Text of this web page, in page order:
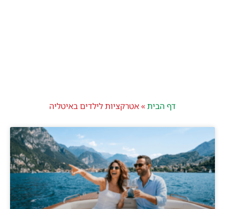
דף הבית»אטרקציות לילדים באיטליה